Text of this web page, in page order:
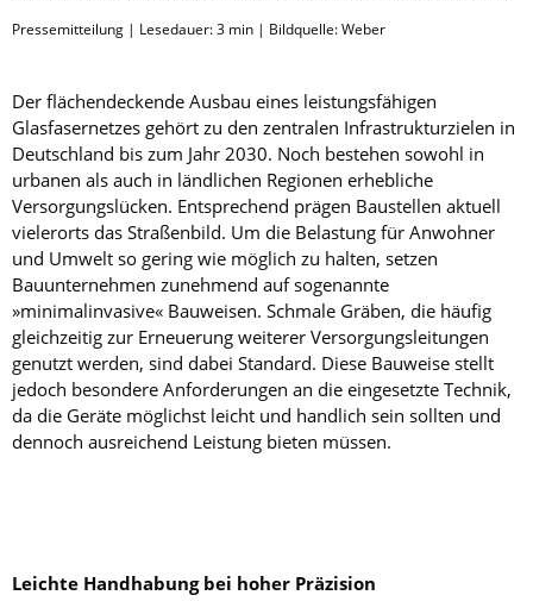
Pressemitteilung | Lesedauer:3 min | Bildquelle: Weber
Der flächendeckende Ausbau eines leistungsfähigen
Glasfasernetzes gehört zu den zentralen Infrastrukturzielen in
Deutschland bis zum Jahr 2030. Noch bestehen sowohl in
urbanen als auch in ländlichen Regionen erhebliche
Versorgungslücken. Entsprechend prägen Baustellen aktuell
vielerorts das Straßenbild. Um die Belastung für Anwohner
und Umwelt so gering wie möglich zu halten, setzen
Bauunternehmen zunehmend auf sogenannte
»minimalinvasive« Bauweisen. Schmale Gräben, die häufig
gleichzeitig zur Erneuerung weiterer Versorgungsleitungen
genutzt werden, sind dabei Standard. Diese Bauweise stellt
jedoch besondere Anforderungen an die eingesetzte Technik,
da die Geräte möglichst leicht und handlich sein sollten und
dennoch ausreichend Leistung bieten müssen.
Leichte Handhabung bei hoher Präzision